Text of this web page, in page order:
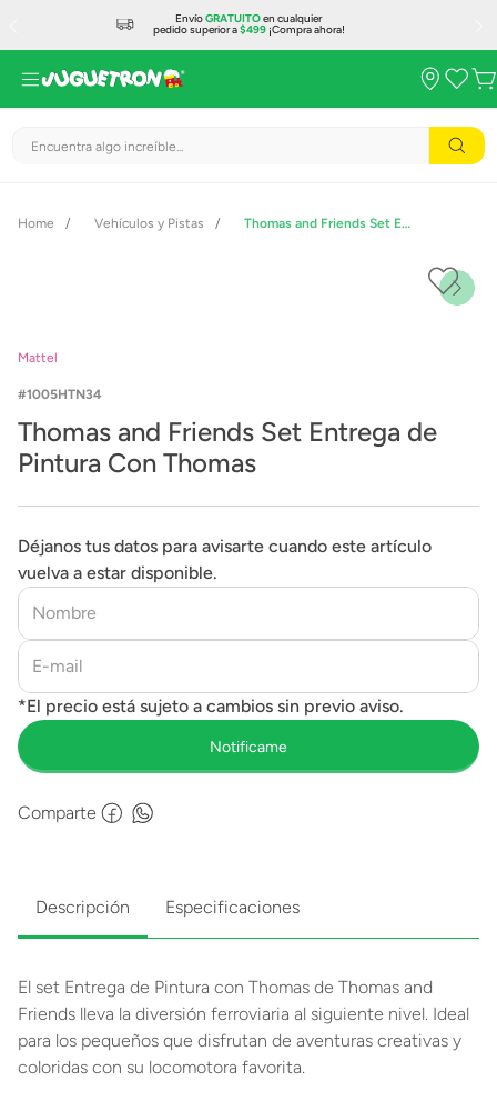
EnvíoGRATUITOen cualquier
pedido superior a$499¡Compra ahora!
Encuentra algo increíble...
Vehículos y Pistas Thomas and Friends Set Entrega de Pintura Con Thomas
Mattel
1005HTN34
Thomas and Friends Set Entrega de
Pintura Con Thomas
Déjanos tus datos para avisarte cuando este artículo
vuelva a estar disponible.
Comparte
Descripción Especificaciones
El set Entrega de Pintura con Thomas de Thomas and
Friends lleva la diversión ferroviaria al siguiente nivel. Ideal
para los pequeños que disfrutan de aventuras creativas y
coloridas con su locomotora favorita.